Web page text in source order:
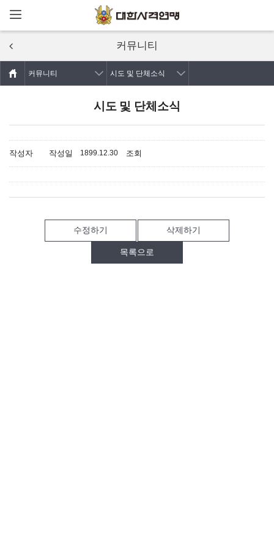
주요콘텐츠로
커뮤니티
커뮤니티 시도 및 단체소식
시도 및 단체소식
작성자 작성일 1899.12.30 조회
수정하기 삭제하기
목록으로